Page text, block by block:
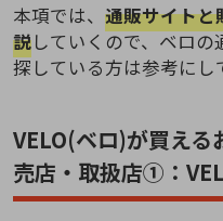
本項では、 通販サイトと
説していくので、ベロの
探している方は参考にし
VELO(ベロ)が買え
売店・取扱店①：